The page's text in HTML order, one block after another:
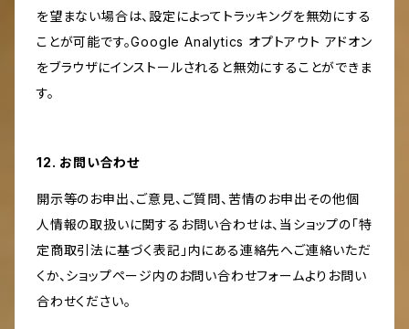
を望まない場合は、設定によってトラッキングを無効にする
ことが可能です。Google Analytics オプトアウト アドオン
をブラウザにインストールされると無効にすることができま
す。
12. お問い合わせ
開示等のお申出、ご意見、ご質問、苦情のお申出その他個
人情報の取扱いに関するお問い合わせは、当ショップの「特
定商取引法に基づく表記」内にある連絡先へご連絡いただ
くか、ショップページ内のお問い合わせフォームよりお問い
合わせください。